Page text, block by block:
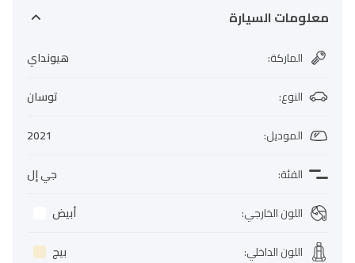
معلومات السيارة
الماركة:
هيونداي
النوع:
توسان
الموديل:
2021
الفئة:
جي إل
اللون الخارجي:
أبيض
اللون الداخلي:
بيج